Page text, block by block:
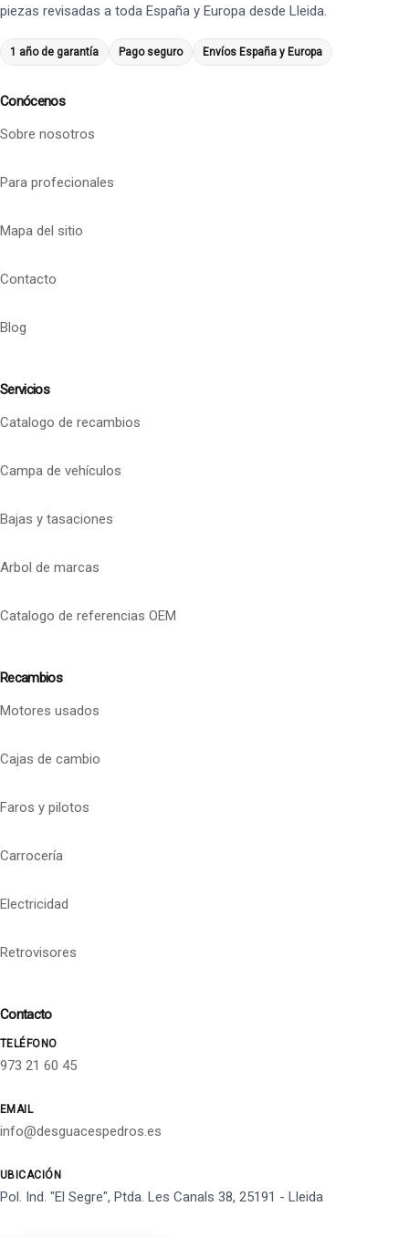
piezas revisadas a toda España y Europa desde Lleida.
1 año de garantía Pago seguro Envíos España y Europa
Conócenos
Sobre nosotros
Para profecionales
Mapa del sitio
Contacto
Blog
Servicios
Catalogo de recambios
Campa de vehículos
Bajas y tasaciones
Arbol de marcas
Catalogo de referencias OEM
Recambios
Motores usados
Cajas de cambio
Faros y pilotos
Carrocería
Electricidad
Retrovisores
Contacto
TELÉFONO
973 21 60 45
EMAIL
info@desguacespedros.es
UBICACIÓN
Pol. Ind. "El Segre", Ptda. Les Canals 38, 25191 - Lleida